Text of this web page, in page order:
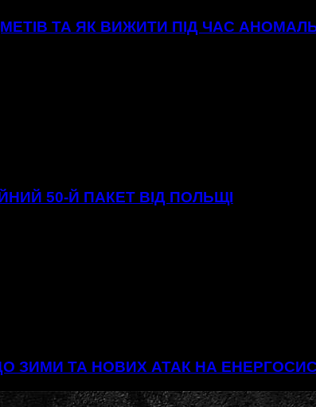
ТА ЯК ВИЖИТИ ПІД ЧАС
50-Й ПАКЕТ ВІД ПОЛЬЩІ
ЗИМИ ТА НОВИХ АТАК НА